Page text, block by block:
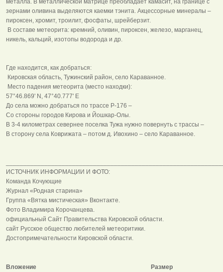
металла. В металлической матрице преобладает камасит, на границе с
зернами оливина выделяются каемки тэнита. Акцессорные минералы –
пироксен, хромит, троилит, фосфаты, шрейберзит.
В составе метеорита: кремний, оливин, пироксен, железо, марганец,
никель, кальций, изотопы водорода и др.
Где находится, как добраться:
Кировская область, Тужинский район, село Караванное.
Место падения метеорита (место находки):
57°46.869' N, 47°40.777' E
До села можно добраться по трассе Р-176 –
Со стороны городов Кирова и Йошкар-Олы.
В 3-4 километрах севернее поселка Тужа нужно повернуть с трассы –
В сторону села Коврижата – потом д. Ивохино – село Караванное.
ИСТОЧНИК ИНФОРМАЦИИ И ФОТО:
Команда Кочующие
Журнал «Родная старина»
Группа «Вятка мистическая» Вконтакте.
Фото Владимира Корочанцева.
официальный Сайт Правительства Кировской области.
сайт Русское общество любителей метеоритики.
Достопримечательности Кировской области.
Вложение Размер